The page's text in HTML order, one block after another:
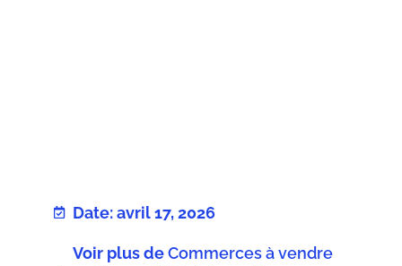
Date: avril 17, 2026
Voir plus deCommerces à vendre